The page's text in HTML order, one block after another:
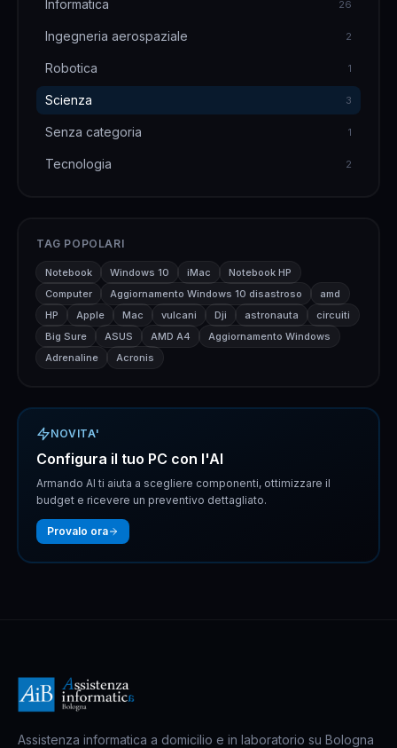
Informatica 26
Ingegneria aerospaziale 2
Robotica 1
Scienza 3
Senza categoria 1
Tecnologia 2
TAG POPOLARI
Notebook Windows 10 iMac
Notebook HP
Computer
Aggiornamento Windows 10 disastroso
amd
HP
Apple Mac vulcani Dji astronauta
circuiti
Big Sure
ASUS AMD A4
Aggiornamento Windows
Adrenaline
Acronis
NOVITA'
Configura il tuo PC con l'AI
Armando AI ti aiuta a scegliere componenti, ottimizzare il
budget e ricevere un preventivo dettagliato.
Provalo ora
Assistenza informatica a domicilio e in laboratorio su Bologna